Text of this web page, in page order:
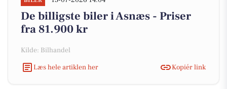
De billigste biler i Asnæs - Priser
fra 81.900 kr
Kilde: Bilhandel
Læs hele artiklen her
Kopiér link